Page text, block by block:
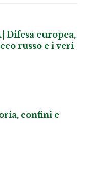
| Difesa europea,
russo e i veri
confini e